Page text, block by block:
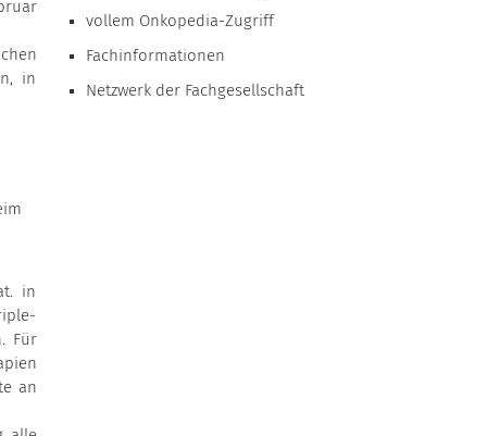
in
in
Für
an
vollem Onkopedia-Zugriff
Fachinformationen
Netzwerk der Fachgesellschaft